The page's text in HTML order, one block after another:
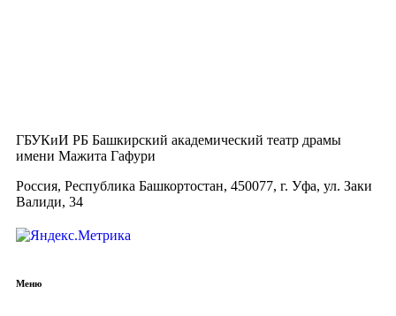
ГБУКиИ РБ Башкирский академический театр драмы
имени Мажита Гафури
Россия, Республика Башкортостан, 450077, г. Уфа, ул. Заки
Валиди, 34
Меню